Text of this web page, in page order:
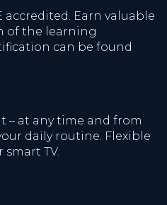
accredited. Earn valuable
of the learning
can be found
– at any time and from
daily routine. Flexible
TV.